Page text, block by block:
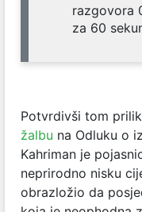
razgovora
za 60
Potvrdivši tom
žalbu na Odluku o
Kahriman je
neprirodno nisku
obrazložio da